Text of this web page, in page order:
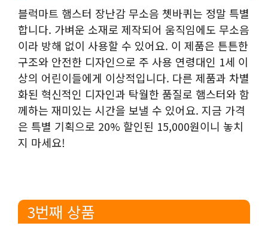
블럭마트 햄스터 장난감 무소음 쳇바퀴는 정말 특별
합니다. 가벼운 소재로 제작되어 움직임에도 무소음
이라 방해 없이 사용할 수 있어요. 이 제품은 튼튼한
구조와 안전한 디자인으로 주 사용 연령대인 1세 이
상의 어린이들에게 이상적입니다. 다른 제품과 차별
화된 혁신적인 디자인과 탁월한 품질로 햄스터와 함
께하는 재미있는 시간을 보낼 수 있어요. 지금 가격
은 특별 기획으로 20% 할인된 15,000원이니 놓치
지 마세요!
3번째 상품